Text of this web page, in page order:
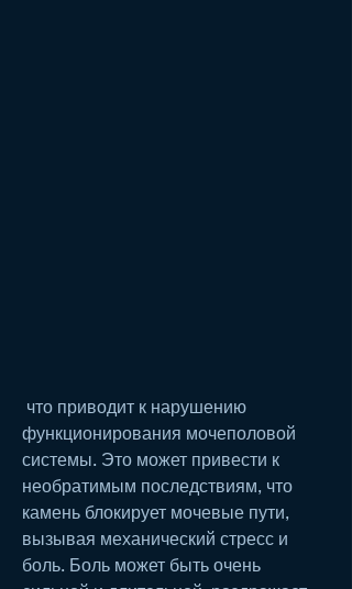
функционирования мочеполовой
системы. Это может привести к
необратимым последствиям, что
камень блокирует мочевые пути,
вызывая механический стресс и
боль. Боль может быть очень